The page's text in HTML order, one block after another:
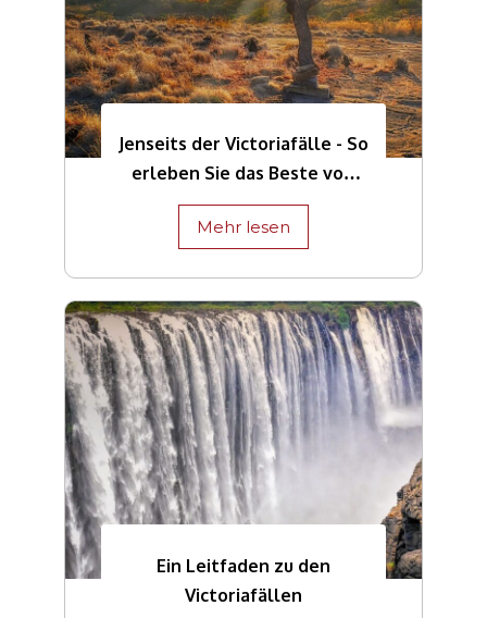
Jenseits der Victoriafälle - So
erleben Sie das Beste von
Simbabwe
Mehr lesen
Ein Leitfaden zu den
Victoriafällen